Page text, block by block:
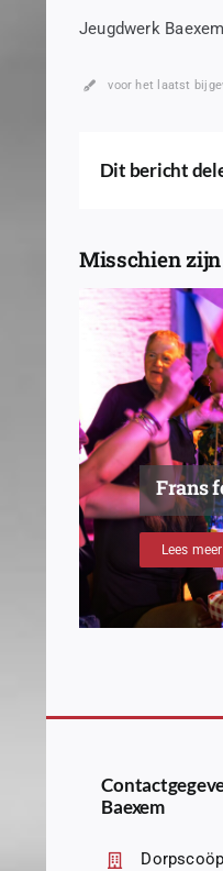
Jeugdwerk Baexem
voor het laatst
Dit bericht
Misschien
Frans
Lees meer
Baexem